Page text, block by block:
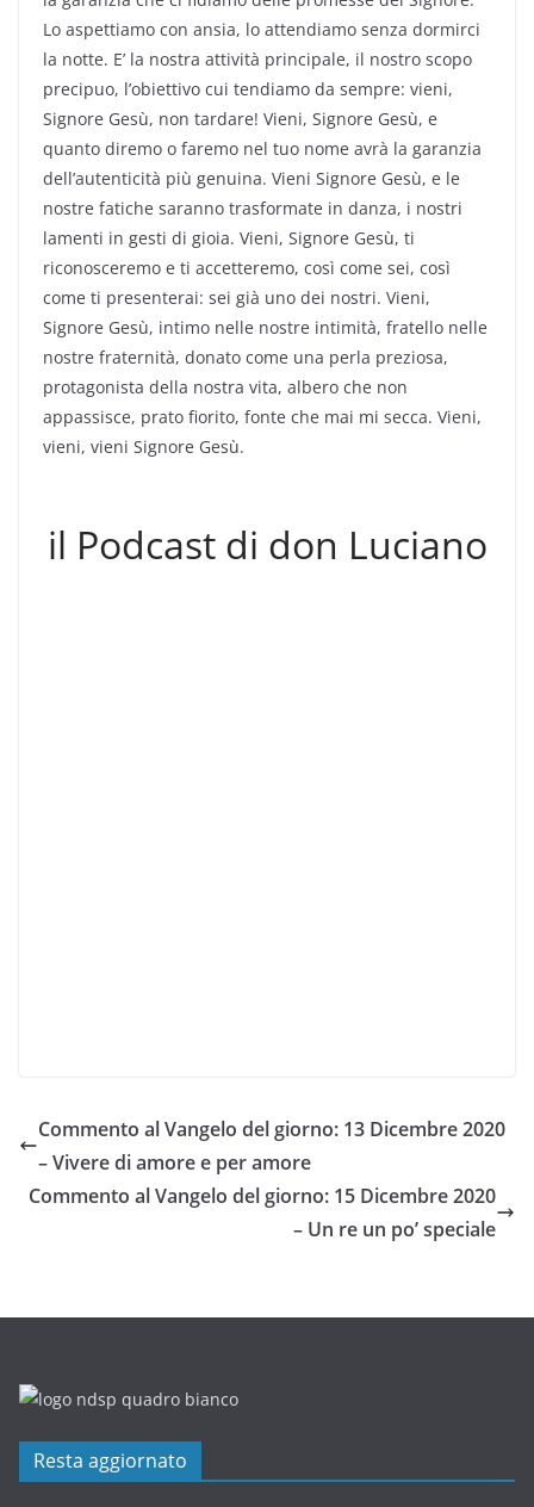
Lo aspettiamo con ansia, lo attendiamo senza dormirci
la notte. E’ la nostra attività principale, il nostro scopo
precipuo, l’obiettivo cui tendiamo da sempre: vieni,
Signore Gesù, non tardare! Vieni, Signore Gesù, e
quanto diremo o faremo nel tuo nome avrà la garanzia
dell’autenticità più genuina. Vieni Signore Gesù, e le
nostre fatiche saranno trasformate in danza, i nostri
lamenti in gesti di gioia. Vieni, Signore Gesù, ti
riconosceremo e ti accetteremo, così come sei, così
come ti presenterai: sei già uno dei nostri. Vieni,
Signore Gesù, intimo nelle nostre intimità, fratello nelle
nostre fraternità, donato come una perla preziosa,
protagonista della nostra vita, albero che non
appassisce, prato fiorito, fonte che mai mi secca. Vieni,
vieni, vieni Signore Gesù.
il Podcast di don Luciano
Commento al Vangelo del giorno: 13 Dicembre 2020
– Vivere di amore e per amore
Commento al Vangelo del giorno: 15 Dicembre 2020
– Un re un po’ speciale
Resta aggiornato